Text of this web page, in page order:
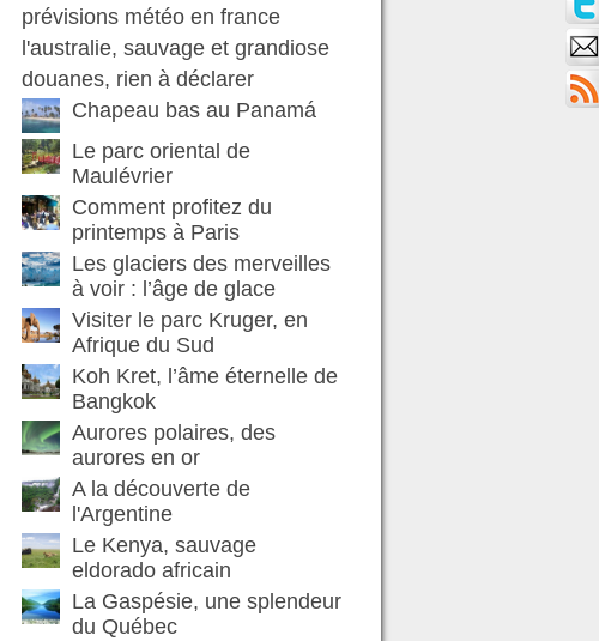
prévisions météo en france
l'australie, sauvage et grandiose
douanes, rien à déclarer
Chapeau bas au Panamá
Le parc oriental de
Maulévrier
Comment profitez du
printemps à Paris
Les glaciers des merveilles
à voir : l’âge de glace
Visiter le parc Kruger, en
Afrique du Sud
Koh Kret, l’âme éternelle de
Bangkok
Aurores polaires, des
aurores en or
A la découverte de
l'Argentine
Le Kenya, sauvage
eldorado africain
La Gaspésie, une splendeur
du Québec